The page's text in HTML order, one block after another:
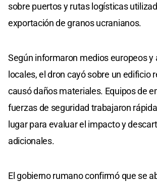
sobre puertos y rutas logísticas
exportación de granos ucranianos.
Según informaron medios europeos y
locales, el dron cayó sobre un edificio
causó daños materiales. Equipos de
fuerzas de seguridad trabajaron
lugar para evaluar el impacto y
adicionales.
El gobierno rumano confirmó que se